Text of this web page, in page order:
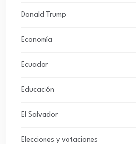
Donald Trump
Economía
Ecuador
Educación
El Salvador
Elecciones y votaciones